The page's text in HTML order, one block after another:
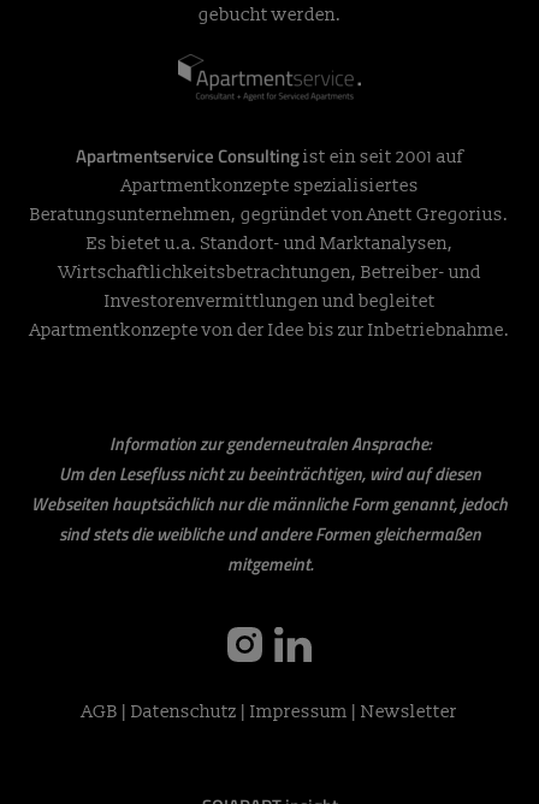
gebucht werden.
Apartmentservice Consultingist ein seit 2001 auf
Apartmentkonzepte spezialisiertes
Beratungsunternehmen, gegründet von Anett Gregorius.
Es bietet u.a. Standort- und Marktanalysen,
Wirtschaftlichkeitsbetrachtungen, Betreiber- und
Investorenvermittlungen und begleitet
Apartmentkonzepte von der Idee bis zur Inbetriebnahme.
Information zur genderneutralen Ansprache:
Um den Lesefluss nicht zu beeinträchtigen, wird auf diesen
Webseiten hauptsächlich nur die männliche Form genannt, jedoch
sind stets die weibliche und andere Formen gleichermaßen
mitgemeint.
instagram
AGB Datenschutz Impressum Newsletter